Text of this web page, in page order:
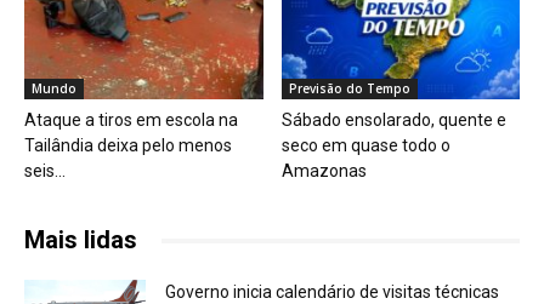
Mundo
Ataque a tiros em escola na
Tailândia deixa pelo menos
seis...
Previsão do Tempo
Sábado ensolarado, quente e
seco em quase todo o
Amazonas
Mais lidas
Governo inicia calendário de visitas técnicas